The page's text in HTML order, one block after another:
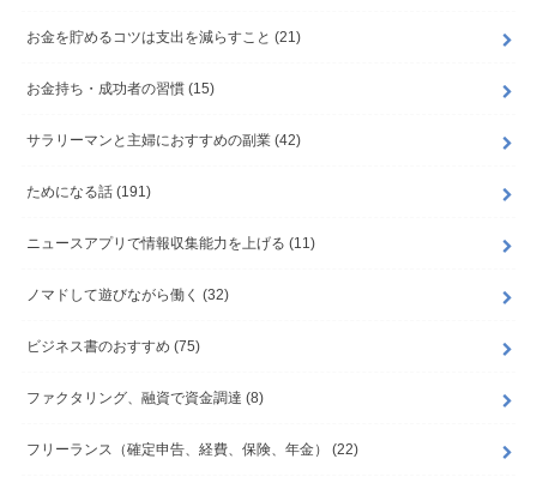
お金を貯めるコツは支出を減らすこと (21)
お金持ち・成功者の習慣 (15)
サラリーマンと主婦におすすめの副業 (42)
ためになる話 (191)
ニュースアプリで情報収集能力を上げる (11)
ノマドして遊びながら働く (32)
ビジネス書のおすすめ (75)
ファクタリング、融資で資金調達 (8)
フリーランス（確定申告、経費、保険、年金） (22)